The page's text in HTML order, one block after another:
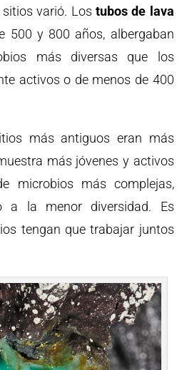
varió. Los tubos de lava
500 y 800 años, albergaban
más diversas que los
activos o de menos de 400
más antiguos eran más
más jóvenes y activos
microbios más complejas,
a la menor diversidad. Es
tengan que trabajar juntos